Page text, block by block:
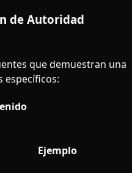
de Autoridad
que demuestran una
específicos:
Ejemplo